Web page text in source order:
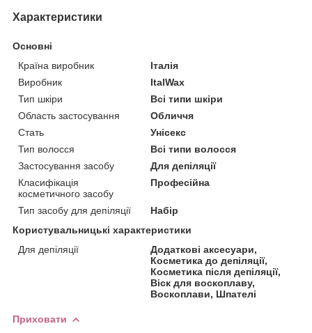
Характеристики
Основні
Країна виробник
Італія
Виробник
ItalWax
Тип шкіри
Всі типи шкіри
Область застосування
Обличчя
Стать
Унісекс
Тип волосся
Всі типи волосся
Застосування засобу
Для депіляції
Класифікація
косметичного засобу
Професійна
Тип засобу для депіляції
Набір
Користувальницькі характеристики
Для депіляції
Додаткові аксесуари,
Косметика до депіляції,
Косметика після депіляції,
Віск для воскоплаву,
Воскоплави, Шпателі
Приховати